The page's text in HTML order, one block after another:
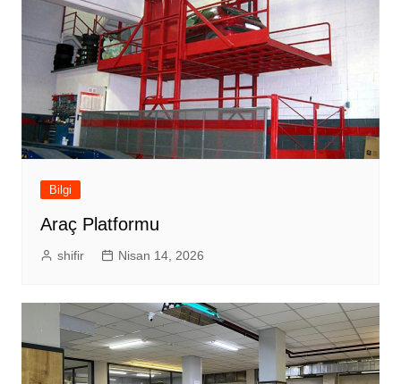
Bilgi
Araç Platformu
shifir Nisan 14, 2026